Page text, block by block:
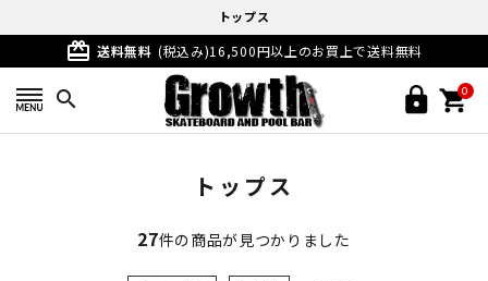
トップス
card_giftcard 送料無料 (税込み)16,500円以上のお買上で送料無料
search 0
トップス
27件の商品が見つかりました